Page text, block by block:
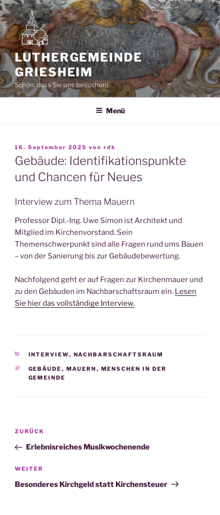
Zum
Inhalt
springen
LUTHERGEMEINDE
GRIESHEIM
Schön, dass Sie uns besuchen!
Menü
VERÖFFENTLICHT
AM
16. September 2025 von rdk
Gebäude: Identifikationspunkte
und Chancen für Neues
Interview zum Thema Mauern
Professor Dipl.-Ing. Uwe Simon ist Architekt und
Mitglied im Kirchenvorstand. Sein
Themenschwerpunkt sind alle Fragen rund ums Bauen
– von der Sanierung bis zur Gebäudebewertung.
Nachfolgend geht er auf Fragen zur Kirchenmauer und
zu den Gebäuden im Nachbarschaftsraum ein. Lesen
Sie hier das vollständige Interview.
KATEGORIEN
INTERVIEW, NACHBARSCHAFTSRAUM
SCHLAGWÖRTER
GEBÄUDE , MAUERN , MENSCHEN IN DER
GEMEINDE
Beitragsnavigation
Vorheriger
Beitrag
ZURÜCK
Erlebnisreiches Musikwochenende
Nächster
Beitrag
WEITER
Besonderes Kirchgeld statt Kirchensteuer